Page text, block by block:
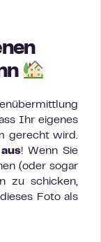
Ihr eigenes
gerecht wird.
! Wenn Sie
(oder sogar
zu schicken,
Foto als